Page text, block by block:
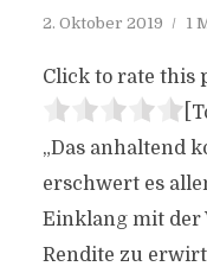
2. Oktober 2019 1
Click to rate this
„Das anhaltend
erschwert es
Einklang mit der
Rendite zu